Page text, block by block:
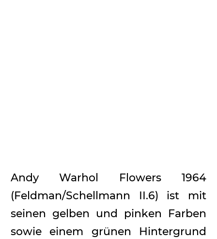
Andy Warhol Flowers 1964
(Feldman/Schellmann II.6) ist mit
seinen gelben und pinken Farben
sowie einem grünen Hintergrund